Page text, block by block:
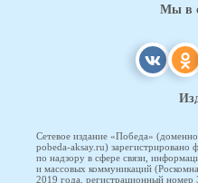
Мы в
Сетевое издание «Победа»
pobeda-aksay.ru) зарегистрировано
по надзору в сфере связи,
и массовых коммуникаций
2019 года, регистрационный